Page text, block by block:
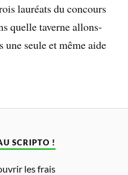
lauréats du concours
quelle taverne allons-
une seule et même aide
SCRIPTO !
les frais